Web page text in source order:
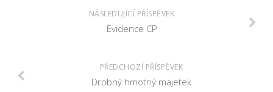
NÁSLEDUJÍCÍ PŘÍSPĚVEK
Evidence CP
PŘEDCHOZÍ PŘÍSPĚVEK
Drobný hmotný majetek